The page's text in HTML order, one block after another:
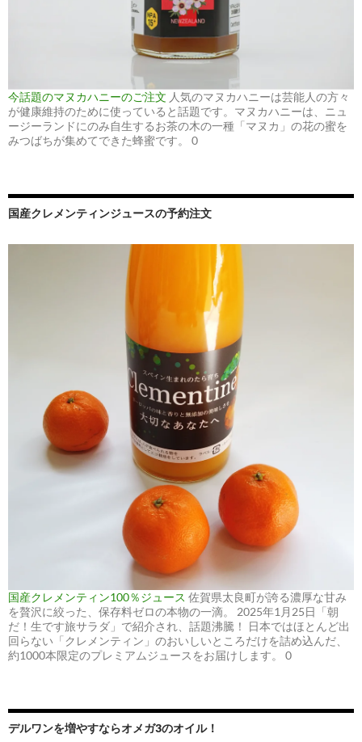
今話題のマヌカハニーのご注文 人気のマヌカハニーは芸能人の方々
が健康維持のために使っていると話題です。マヌカハニーは、ニュ
ージーランドにのみ自生するお茶の木の一種「マヌカ」の花の蜜を
みつばちが集めてできた蜂蜜です。 0
国産クレメンティンジュースの予約注文
国産クレメンティン100％ジュース 佐賀県太良町が誇る濃厚な甘み
を贅沢に絞った、保存料ゼロの本物の一滴。 2025年1月25日「朝
だ！生です旅サラダ」で紹介され、話題沸騰！ 日本ではほとんど出
回らない「クレメンティン」のおいしいところだけを詰め込んだ、
約1000本限定のプレミアムジュースをお届けします。 0
デルワンを増やすならオメガ3のオイル！